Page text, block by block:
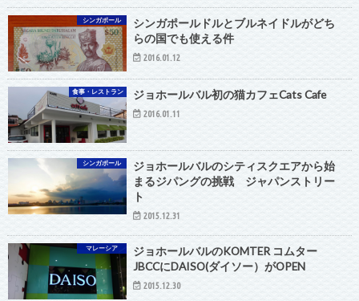
シンガポール
シンガポールドルとブルネイドルがどち
らの国でも使える件
2016.01.12
食事・レストラン ジョホールバル初の猫カフェCats Cafe
2016.01.11
シンガポール
ジョホールバルのシティスクエアから始
まるジパングの挑戦 ジャパンストリー
ト
2015.12.31
マレーシア
ジョホールバルのKOMTER コムター
JBCCにDAISO(ダイソー）がOPEN
2015.12.30